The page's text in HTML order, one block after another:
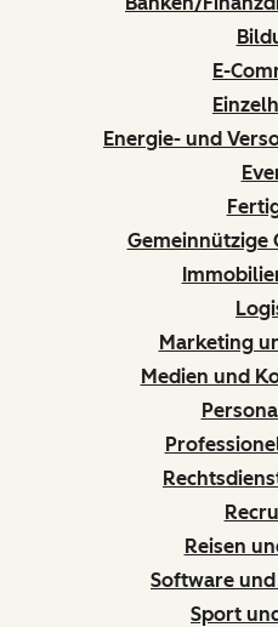
E-
Energie- und
Gemeinnützige
Marketing
Medien und
Reisen
Software
Sport